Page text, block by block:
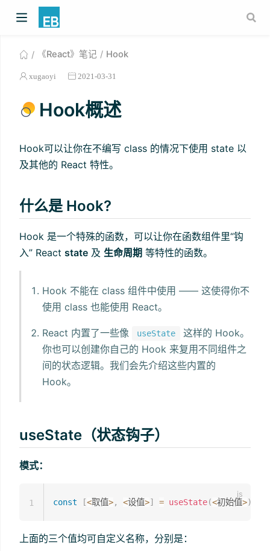
《React》笔记 Hook
xugaoyi 2021-03-31
Hook概述
Hook可以让你在不编写 class 的情况下使用 state 以
及其他的 React 特性。
什么是 Hook?
Hook 是一个特殊的函数，可以让你在函数组件里“钩
入” React state 及 生命周期 等特性的函数。
Hook 不能在 class 组件中使用 —— 这使得你不
使用 class 也能使用 React。
React 内置了一些像 useState
这样的 Hook。
你也可以创建你自己的 Hook 来复用不同组件之
间的状态逻辑。我们会先介绍这些内置的
Hook。
useState（状态钩子）
模式：
const [<取值>, <设值>] = useState(<初始值>)
1
上面的三个值均可自定义名称，分别是：